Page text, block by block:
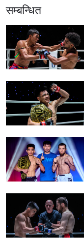
सम्बन्धित